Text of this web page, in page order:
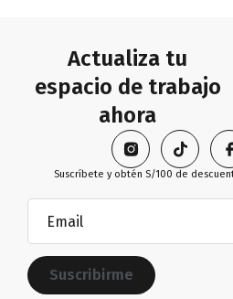
Actualiza tu
espacio de trabajo
ahora
Suscríbete y obtén S/100 de
(Obligatorio)